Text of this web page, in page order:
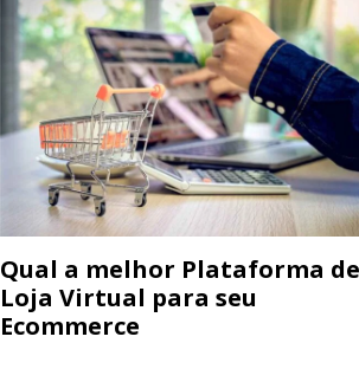
Qual a melhor Plataforma de
Loja Virtual para seu
Ecommerce